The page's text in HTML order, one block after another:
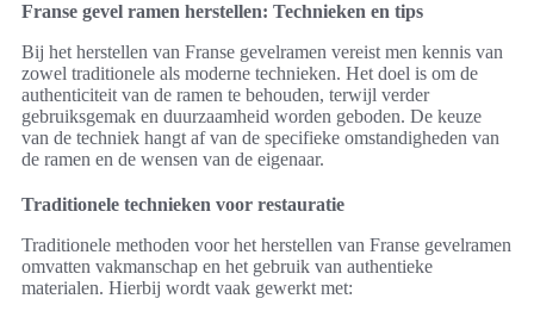
Franse gevel ramen herstellen: Technieken en tips
Bij het herstellen van Franse gevelramen vereist men kennis van
zowel traditionele als moderne technieken. Het doel is om de
authenticiteit van de ramen te behouden, terwijl verder
gebruiksgemak en duurzaamheid worden geboden. De keuze
van de techniek hangt af van de specifieke omstandigheden van
de ramen en de wensen van de eigenaar.
Traditionele technieken voor restauratie
Traditionele methoden voor het herstellen van Franse gevelramen
omvatten vakmanschap en het gebruik van authentieke
materialen. Hierbij wordt vaak gewerkt met: